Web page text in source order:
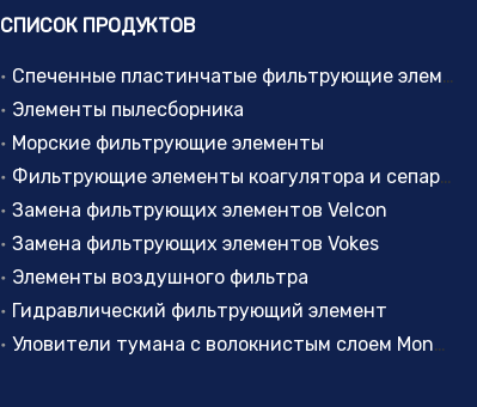
СПИСОК ПРОДУКТОВ
Спеченные пластинчатые фильтрующие элементы
Элементы пылесборника
Морские фильтрующие элементы
Фильтрующие элементы коагулятора и сепаратора
Замена фильтрующих элементов Velcon
Замена фильтрующих элементов Vokes
Элементы воздушного фильтра
Гидравлический фильтрующий элемент
Уловители тумана с волокнистым слоем Monsanto